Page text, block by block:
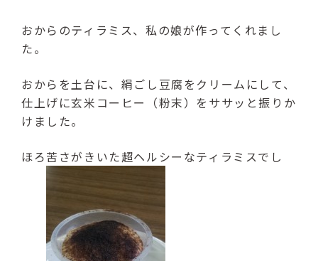
BLOG
ご利用規約
070-2013-1969
（受付時間：9:00〜17:00）
おからのティラミス、私の娘が作ってくれまし
た。
おからを土台に、絹ごし豆腐をクリームにして、
仕上げに玄米コーヒー（粉末）をササッと振りか
けました。
ほろ苦さがきいた超ヘルシーなティラミスでし